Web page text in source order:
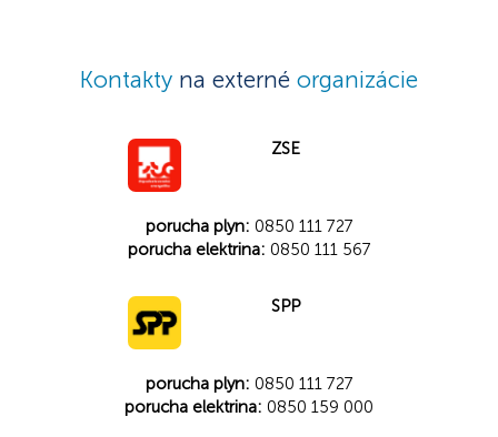
Kontakty na externé organizácie
ZSE
porucha plyn: 0850 111 727
porucha elektrina: 0850 111 567
SPP
porucha plyn: 0850 111 727
porucha elektrina: 0850 159 000